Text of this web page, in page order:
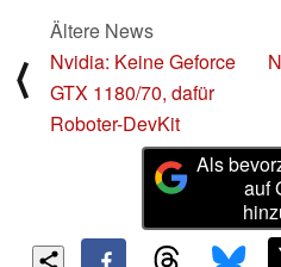
⟨
Ältere News
Nvidia: Keine Geforce
GTX 1180/70, dafür
Roboter-DevKit
Als
auf